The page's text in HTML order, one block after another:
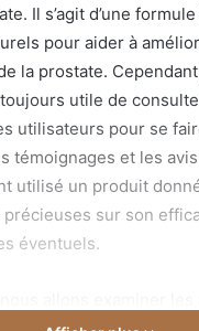
Il s’agit d’une
pour aider à
la prostate.
utile de
utilisateurs pour se
témoignages et les
utilisé un produit
sur son
éventuels.